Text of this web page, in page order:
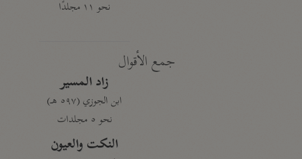
نحو ١١ مجلدًا
جمع الأقوال
زاد المسير
ابن الجوزي (٥٩٧ هـ)
نحو ٥ مجلدات
النكت والعيون